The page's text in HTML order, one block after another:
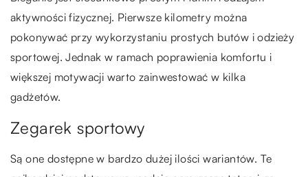
aktywności fizycznej. Pierwsze kilometry można
pokonywać przy wykorzystaniu prostych butów i odzieży
sportowej. Jednak w ramach poprawienia komfortu i
większej motywacji warto zainwestować w kilka
gadżetów.
Zegarek sportowy
Są one dostępne w bardzo dużej ilości wariantów. Te